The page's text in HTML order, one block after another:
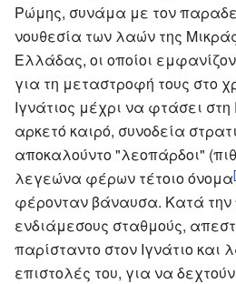
Ρώμης, συνάμα με τον
νουθεσία των λαών της
Ελλάδας, οι οποίοι
για τη μεταστροφή τους στο
Ιγνάτιος μέχρι να φτάσει
αρκετό καιρό, συνοδεία
αποκαλούντο "λεοπάρδοι"
λεγεώνα φέρων τέτοιο όνομα
φέρονταν βάναυσα. Κατά την
ενδιάμεσους σταθμούς,
παρίσταντο στον Ιγνάτιο και
επιστολές του, για να